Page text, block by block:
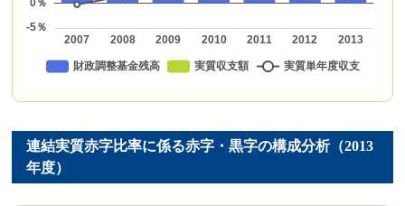
連結実質赤字比率に係る赤字・黒字の構成分析（2013
年度）